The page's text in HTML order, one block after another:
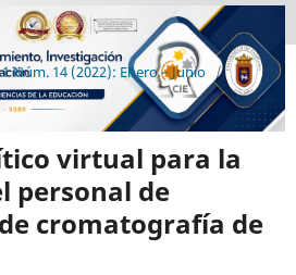
Núm. 14 (2022): Enero – Junio /
virtual para la
personal de
cromatografía de